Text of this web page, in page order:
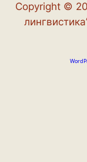
Copyright ©